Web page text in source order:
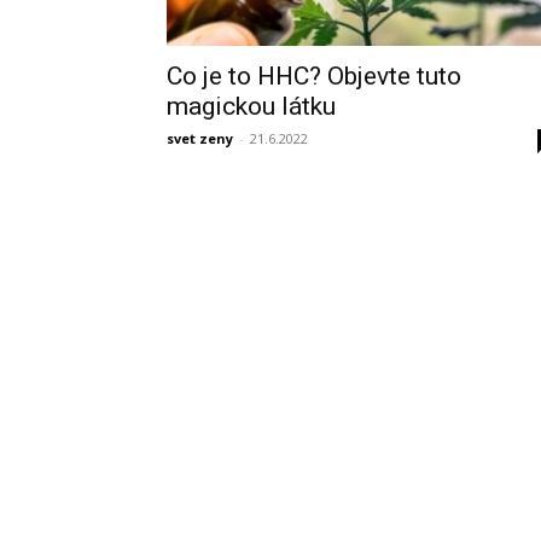
Co je to HHC? Objevte tuto
magickou látku
svet zeny - 21.6.2022